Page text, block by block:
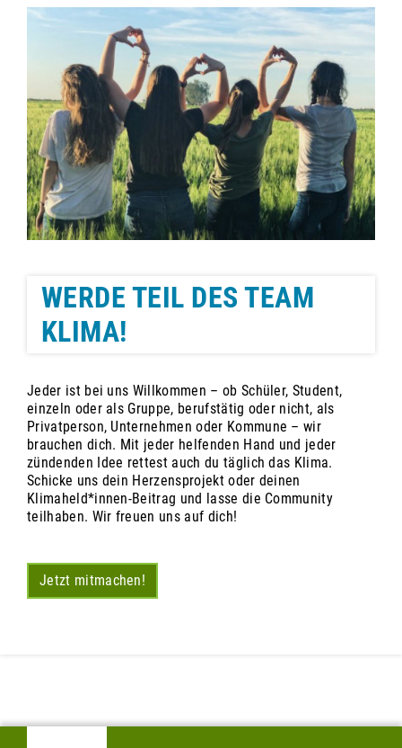
WERDE TEIL DES TEAM
KLIMA!
Jeder ist bei uns Willkommen – ob Schüler, Student,
einzeln oder als Gruppe, berufstätig oder nicht, als
Privatperson, Unternehmen oder Kommune – wir
brauchen dich. Mit jeder helfenden Hand und jeder
zündenden Idee rettest auch du täglich das Klima.
Schicke uns dein Herzensprojekt oder deinen
Klimaheld*innen-Beitrag und lasse die Community
teilhaben. Wir freuen uns auf dich!
Jetzt mitmachen!